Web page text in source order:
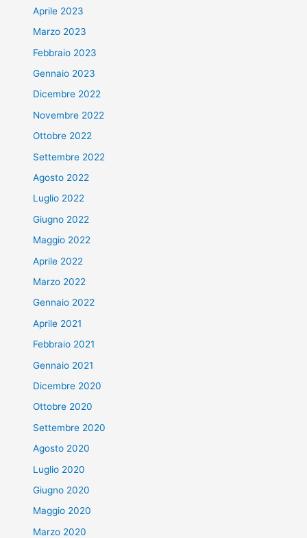
Aprile 2023
Marzo 2023
Febbraio 2023
Gennaio 2023
Dicembre 2022
Novembre 2022
Ottobre 2022
Settembre 2022
Agosto 2022
Luglio 2022
Giugno 2022
Maggio 2022
Aprile 2022
Marzo 2022
Gennaio 2022
Aprile 2021
Febbraio 2021
Gennaio 2021
Dicembre 2020
Ottobre 2020
Settembre 2020
Agosto 2020
Luglio 2020
Giugno 2020
Maggio 2020
Marzo 2020